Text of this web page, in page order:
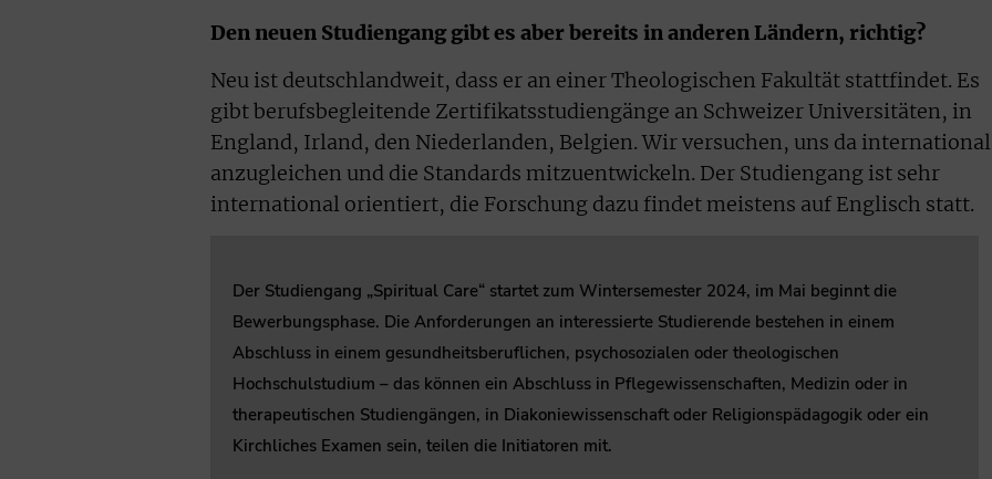
Den neuen Studiengang gibt es aber bereits in anderen Ländern, richtig?
Neu ist deutschlandweit, dass er an einer Theologischen Fakultät stattfindet. Es
gibt berufsbegleitende Zertifikatsstudiengänge an Schweizer Universitäten, in
England, Irland, den Niederlanden, Belgien. Wir versuchen, uns da international
anzugleichen und die Standards mitzuentwickeln. Der Studiengang ist sehr
international orientiert, die Forschung dazu findet meistens auf Englisch statt.
Der Studiengang „Spiritual Care“ startet zum Wintersemester 2024, im Mai beginnt die
Bewerbungsphase. Die Anforderungen an interessierte Studierende bestehen in einem
Abschluss in einem gesundheitsberuflichen, psychosozialen oder theologischen
Hochschulstudium – das können ein Abschluss in Pflegewissenschaften, Medizin oder in
therapeutischen Studiengängen, in Diakoniewissenschaft oder Religionspädagogik oder ein
Kirchliches Examen sein, teilen die Initiatoren mit.